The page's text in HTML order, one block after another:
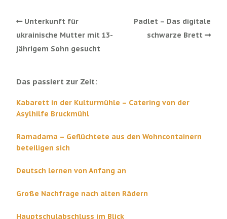
Unterkunft für
ukrainische Mutter mit 13-
jährigem Sohn gesucht
Padlet – Das digitale
schwarze Brett
Das passiert zur Zeit:
Kabarett in der Kulturmühle – Catering von der
Asylhilfe Bruckmühl
Ramadama – Geflüchtete aus den Wohncontainern
beteiligen sich
Deutsch lernen von Anfang an
Große Nachfrage nach alten Rädern
Hauptschulabschluss im Blick